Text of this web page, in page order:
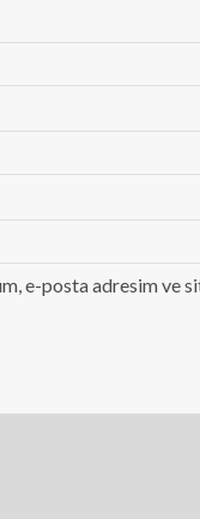
e-posta adresim ve